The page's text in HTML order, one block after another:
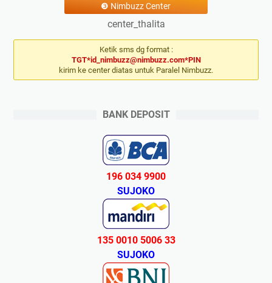
❸ Nimbuzz Center
center_thalita
Ketik sms dg format :
TGT*id_nimbuzz@nimbuzz.com*PIN
kirim ke center diatas untuk Paralel Nimbuzz.
BANK DEPOSIT
196 034 9900
SUJOKO
135 0010 5006 33
SUJOKO